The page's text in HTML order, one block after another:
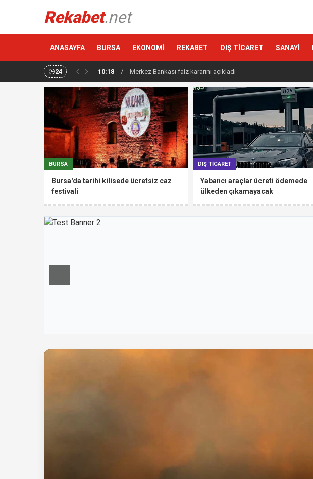
Rekabet.net
ANASAYFA BURSA EKONOMİ REKABET DIŞ TİCARET SANAYİ
24 10:18 / Merkez Bankası faiz kararını açıkladı
BURSA
Bursa'da tarihi kilisede ücretsiz caz
festivali
DIŞ TİCARET
Yabancı araçlar ücreti ödemede
ülkeden çıkamayacak